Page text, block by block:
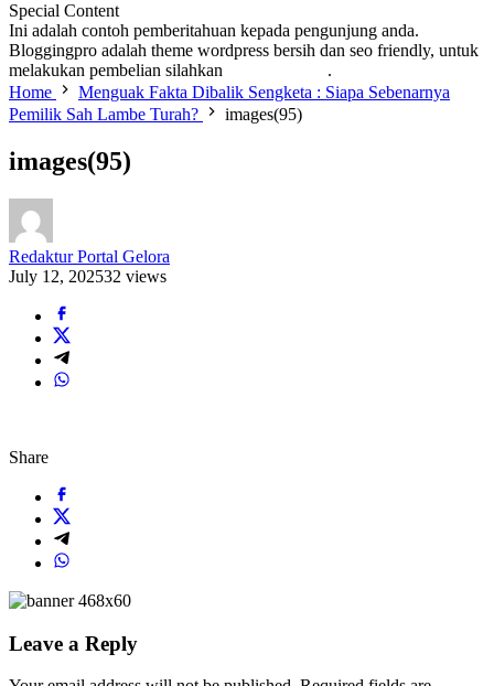
Special Content
Ini adalah contoh pemberitahuan kepada pengunjung anda.
Bloggingpro adalah theme wordpress bersih dan seo friendly, untuk
melakukan pembelian silahkan
.
Home
Menguak Fakta Dibalik Sengketa : Siapa Sebenarnya
Pemilik Sah Lambe Turah?
images(95)
images(95)
Redaktur Portal Gelora
July 12, 202532 views
Share
Leave a Reply